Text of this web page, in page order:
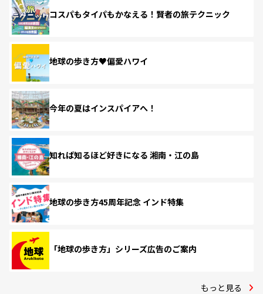
コスパもタイパもかなえる！賢者の旅テクニック
地球の歩き方♥偏愛ハワイ
今年の夏はインスパイアへ！
知れば知るほど好きになる 湘南・江の島
地球の歩き方45周年記念 インド特集
「地球の歩き方」シリーズ広告のご案内
もっと見る